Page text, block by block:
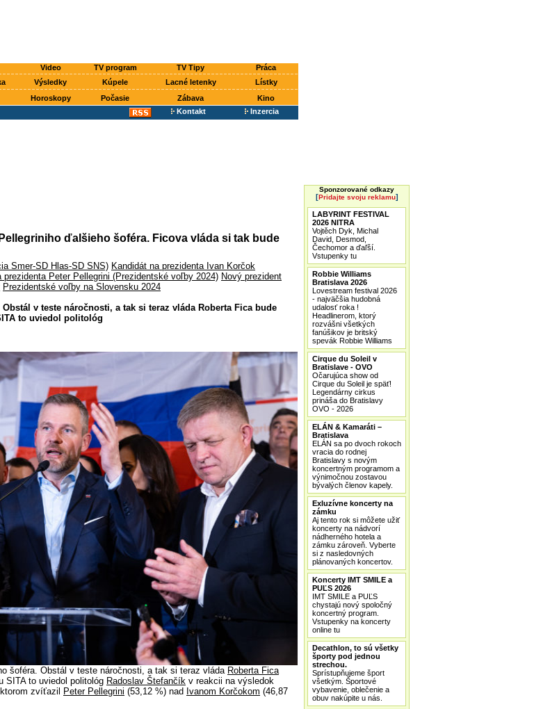
Video TV program TV Tipy
Práca
Výsledky Kúpele Lacné letenky
Lístky
Horoskopy Počasie Zábava
Kino
Kontakt Inzercia
ďalšieho šoféra. Ficova vláda si tak bude
Smer-SD Hlas-SD SNS) Kandidát na prezidenta Ivan Korčok
prezidenta Peter Pellegrini (Prezidentské voľby 2024) Nový prezident
Prezidentské voľby na Slovensku 2024
v teste náročnosti, a tak si teraz vláda Roberta Fica bude
to uviedol politológ
šoféra. Obstál v teste náročnosti, a tak si teraz vláda Roberta Fica
SITA to uviedol politológ Radoslav Štefančík v reakcii na výsledok
zvíťazil
Peter Pellegrini (53,12 %) nad Ivanom Korčokom (46,87
Sponzorované odkazy
[Pridajte svoju reklamu]
LABYRINT FESTIVAL
2026 NITRA
Vojtěch Dyk, Michal
David, Desmod,
Čechomor a ďaľší.
Vstupenky tu
Robbie Williams
Bratislava 2026
Lovestream festival 2026
- najväčšia hudobná
udalosť roka !
Headlinerom, ktorý
rozvášni všetkých
fanúšikov je britský
spevák Robbie Williams
Cirque du Soleil v
Bratislave - OVO
Očarujúca show od
Cirque du Soleil je späť!
Legendárny cirkus
prináša do Bratislavy
OVO - 2026
ELÁN & Kamaráti –
Bratislava
ELÁN sa po dvoch rokoch
vracia do rodnej
Bratislavy s novým
koncertným programom a
výnimočnou zostavou
bývalých členov kapely.
Exluzívne koncerty na
zámku
Aj tento rok si môžete užiť
koncerty na nádvorí
nádherného hotela a
zámku zároveň. Vyberte
si z nasledovných
plánovaných koncertov.
Koncerty IMT SMILE a
PUĽS 2026
IMT SMILE a PUĽS
chystajú nový spoločný
koncertný program.
Vstupenky na koncerty
online tu
Decathlon, to sú všetky
športy pod jednou
strechou.
Sprístupňujeme šport
všetkým. Športové
vybavenie, oblečenie a
obuv nakúpite u nás.